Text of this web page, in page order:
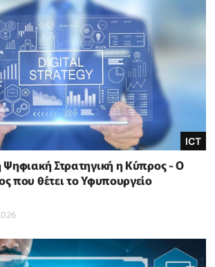
ICT
Ψηφιακή Στρατηγική η Κύπρος - Ο
που θέτει το Υφυπουργείο